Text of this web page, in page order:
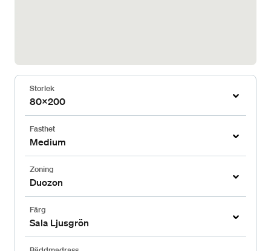
Storlek
80x200
Fasthet
Medium
Zoning
Duozon
Färg
Sala Ljusgrön